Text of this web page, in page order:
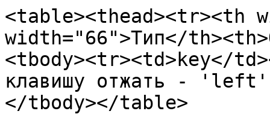
<table><thead><tr><th
width="66">Тип</
<tbody><tr><td>key</
клавишу отжать -
</tbody></table>